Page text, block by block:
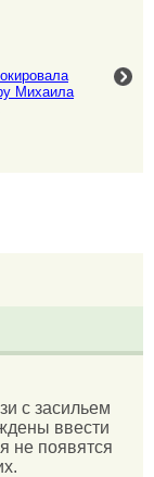
Михаила
с засильем
ввести
не появятся